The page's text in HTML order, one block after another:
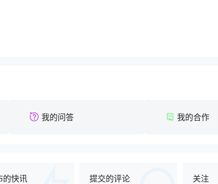
我的问答 我的合作
的快讯 提交的评论 关注